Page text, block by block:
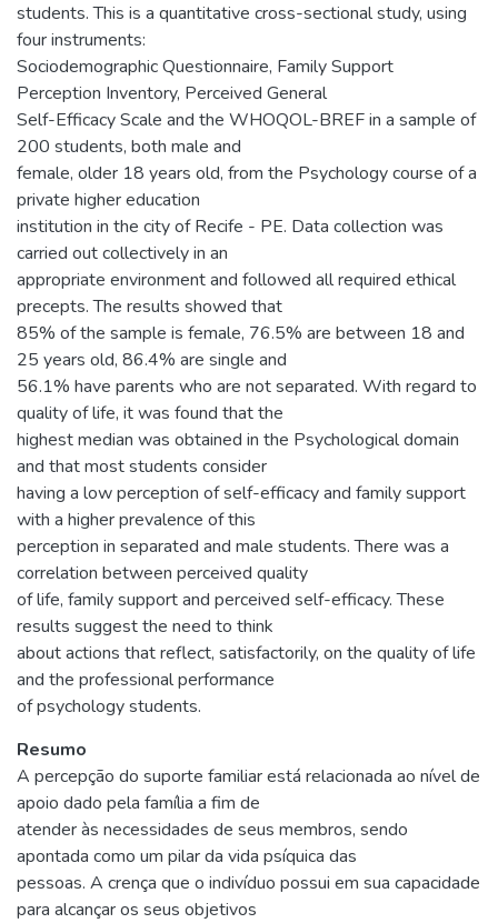
students. This is a quantitative cross-sectional study, using
four instruments:
Sociodemographic Questionnaire, Family Support
Perception Inventory, Perceived General
Self-Efficacy Scale and the WHOQOL-BREF in a sample of
200 students, both male and
female, older 18 years old, from the Psychology course of a
private higher education
institution in the city of Recife - PE. Data collection was
carried out collectively in an
appropriate environment and followed all required ethical
precepts. The results showed that
85% of the sample is female, 76.5% are between 18 and
25 years old, 86.4% are single and
56.1% have parents who are not separated. With regard to
quality of life, it was found that the
highest median was obtained in the Psychological domain
and that most students consider
having a low perception of self-efficacy and family support
with a higher prevalence of this
perception in separated and male students. There was a
correlation between perceived quality
of life, family support and perceived self-efficacy. These
results suggest the need to think
about actions that reflect, satisfactorily, on the quality of life
and the professional performance
of psychology students.
Resumo
A percepção do suporte familiar está relacionada ao nível de
apoio dado pela família a fim de
atender às necessidades de seus membros, sendo
apontada como um pilar da vida psíquica das
pessoas. A crença que o indivíduo possui em sua capacidade
para alcançar os seus objetivos